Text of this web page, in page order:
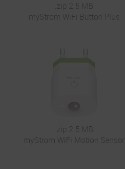
.zip 2.5 MB
myStrom WiFi Button Plus
.zip 2.5 MB
myStrom WiFi Motion Sensor